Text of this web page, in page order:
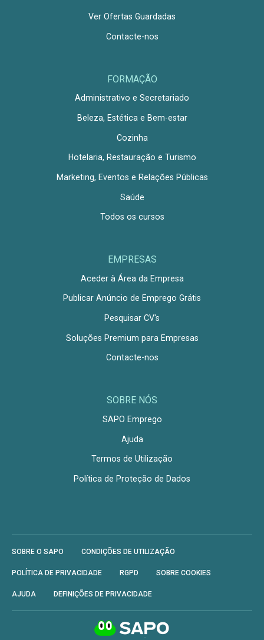
Ver Ofertas Guardadas
Contacte-nos
FORMAÇÃO
Administrativo e Secretariado
Beleza, Estética e Bem-estar
Cozinha
Hotelaria, Restauração e Turismo
Marketing, Eventos e Relações Públicas
Saúde
Todos os cursos
EMPRESAS
Aceder à Área da Empresa
Publicar Anúncio de Emprego Grátis
Pesquisar CV's
Soluções Premium para Empresas
Contacte-nos
SOBRE NÓS
SAPO Emprego
Ajuda
Termos de Utilização
Política de Proteção de Dados
SOBRE O SAPO CONDIÇÕES DE UTILIZAÇÃO
POLÍTICA DE PRIVACIDADE RGPD SOBRE COOKIES
AJUDA DEFINIÇÕES DE PRIVACIDADE